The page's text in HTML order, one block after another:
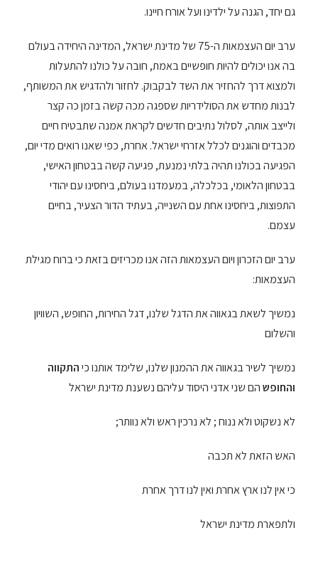
גם יחד, הגנה על ילדינו ועל אורח חיינו.
ערב יום העצמאות ה-75 של מדינת ישראל, המדינה היחידה בעולם
בה אנו יכולים להיות חופשיים באמת, חובה על כולנו להתעלות
ולמצוא דרך להחזיר את השד לבקבוק. לחזור ולהדגיש את המשותף,
לבנות מחדש את הסולידריות שספגה מכה קשה בזמן כה קצר
ולייצב אותה, לסלול נתיבים חדשים לקראת אמנה שתבטיח חיים
מכבדים והוגנים לכלל אזרחי ישראל. אחרת, כפי שאנו רואים מדי יום,
הפגיעה בכולנו תהיה בלתי נמנעת, פגיעה קשה בבטחון האישי,
בבטחון הלאומי, בכלכלה, במעמדנו בעולם, ביחסינו עם יהודי
התפוצות, ביחסינו אחת עם השנייה, בעתיד הדור הצעיר, בחיים
עצמם.
ערב יום הזכרון ויום העצמאות הזה אנו מכריזים בזאת כי ברוח מגילת
העצמאות:
נמשיך לשאת בגאווה את הדגל שלנו, דגל החירות, החופש, השוויון
והשלום
נמשיך לשיר בגאווה את ההמנון שלנו, שלימד אותנו כיהתקווה
והחופשהם שני אדני היסוד עליהם נשענת מדינת ישראל
לא נשקוט ולא ננוח ; לא נרכין ראש ולא נוותר;
האש הזאת לא תכבה
כי אין לנו ארץ אחרת ואין לנו דרך אחרת
ולתפארת מדינת ישראל